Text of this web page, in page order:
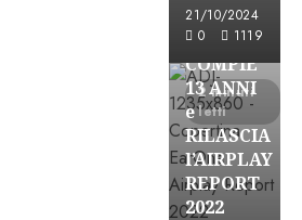
21/10/2024
0
1119
2 minuti
letti
Partnership
EARONE
COMPIE
13 ANNI
e
RILASCIA
l’AIRPLAY
REPORT
2022